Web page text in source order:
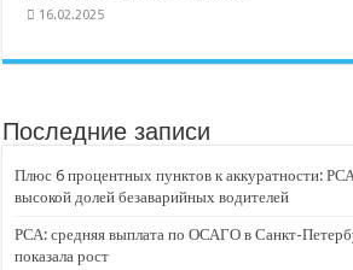
16.02.2025
Последние записи
Плюс 6 процентных пунктов к аккуратности:
высокой долей безаварийных водителей
РСА: средняя выплата по ОСАГО в Санкт-
показала рост